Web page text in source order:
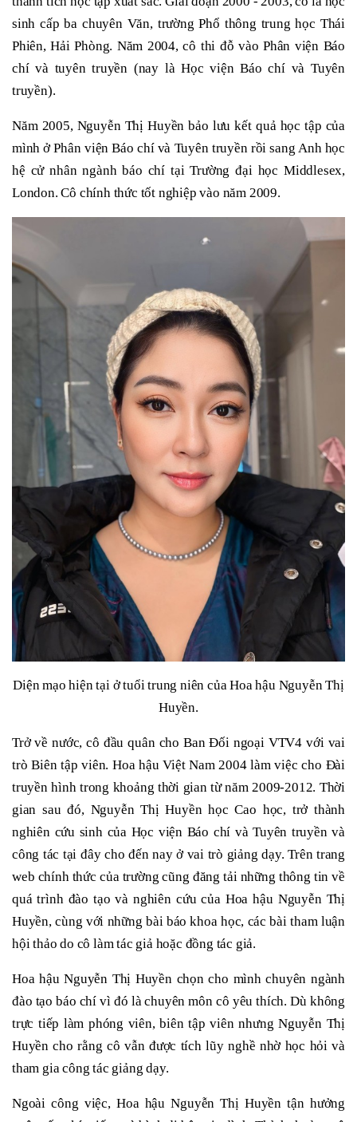
sinh cấp ba chuyên Văn, trường Phổ thông trung học Thái
Phiên, Hải Phòng. Năm 2004, cô thi đỗ vào Phân viện Báo
chí và tuyên truyền (nay là Học viện Báo chí và Tuyên
truyền).
Năm 2005, Nguyễn Thị Huyền bảo lưu kết quả học tập của
mình ở Phân viện Báo chí và Tuyên truyền rồi sang Anh học
hệ cử nhân ngành báo chí tại Trường đại học Middlesex,
London. Cô chính thức tốt nghiệp vào năm 2009.
Diện mạo hiện tại ở tuổi trung niên của Hoa hậu Nguyễn Thị
Huyền.
Trở về nước, cô đầu quân cho Ban Đối ngoại VTV4 với vai
trò Biên tập viên. Hoa hậu Việt Nam 2004 làm việc cho Đài
truyền hình trong khoảng thời gian từ năm 2009-2012. Thời
gian sau đó, Nguyễn Thị Huyền học Cao học, trở thành
nghiên cứu sinh của Học viện Báo chí và Tuyên truyền và
công tác tại đây cho đến nay ở vai trò giảng dạy. Trên trang
web chính thức của trường cũng đăng tải những thông tin về
quá trình đào tạo và nghiên cứu của Hoa hậu Nguyễn Thị
Huyền, cùng với những bài báo khoa học, các bài tham luận
hội thảo do cô làm tác giả hoặc đồng tác giả.
Hoa hậu Nguyễn Thị Huyền chọn cho mình chuyên ngành
đào tạo báo chí vì đó là chuyên môn cô yêu thích. Dù không
trực tiếp làm phóng viên, biên tập viên nhưng Nguyễn Thị
Huyền cho rằng cô vẫn được tích lũy nghề nhờ học hỏi và
tham gia công tác giảng dạy.
Ngoài công việc, Hoa hậu Nguyễn Thị Huyền tận hưởng